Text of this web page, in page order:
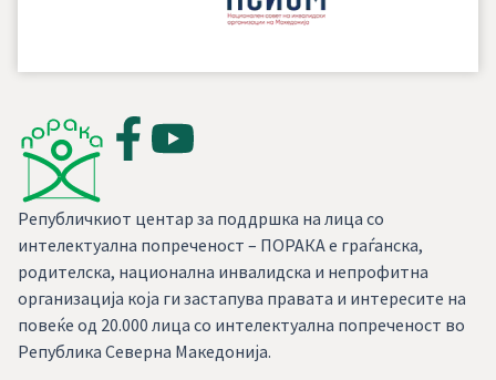
Републичкиот центар за поддршка на лица со
интелектуална попреченост – ПОРАКА е граѓанска,
родителска, национална инвалидска и непрофитна
организација која ги застапува правата и интересите на
повеќе од 20.000 лица со интелектуална попреченост во
Република Северна Македонија.